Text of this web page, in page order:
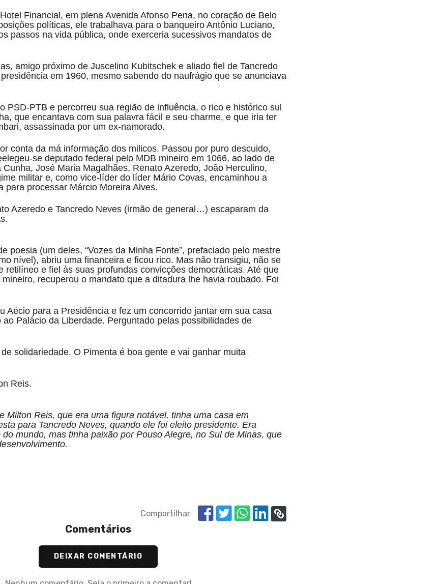
Financial, em plena Avenida Afonso Pena, no coração de Belo
políticas, ele trabalhava para o banqueiro Antônio Luciano,
passos na vida pública, onde exerceria sucessivos mandatos de
amigo próximo de Juscelino Kubitschek e aliado fiel de Tancredo
em 1960, mesmo sabendo do naufrágio que se anunciava
PTB e percorreu sua região de influência, o rico e histórico sul
que encantava com sua palavra fácil e seu charme, e que iria ter
assassinada por um ex-namorado.
conta da má informação dos milicos. Passou por puro descuido,
se deputado federal pelo MDB mineiro em 1066, ao lado de
José Maria Magalhães, Renato Azeredo, João Herculino,
militar e, como vice-líder do líder Mário Covas, encaminhou a
para processar Márcio Moreira Alves.
Azeredo e Tancredo Neves (irmão de general…) escaparam da
poesia (um deles, “Vozes da Minha Fonte”, prefaciado pelo mestre
nível), abriu uma financeira e ficou rico. Mas não transigiu, não se
e fiel às suas profundas convicções democráticas. Até que
recuperou o mandato que a ditadura lhe havia roubado. Foi
Aécio para a Presidência e fez um concorrido jantar em sua casa
Palácio da Liberdade. Perguntado pelas possibilidades de
solidariedade. O Pimenta é boa gente e vai ganhar muita
Reis.
Milton Reis, que era uma figura notável, tinha uma casa em
para Tancredo Neves, quando ele foi eleito presidente. Era
mundo, mas tinha paixão por Pouso Alegre, no Sul de Minas, que
Compartilhar
Comentários
DEIXAR COMENTÁRIO